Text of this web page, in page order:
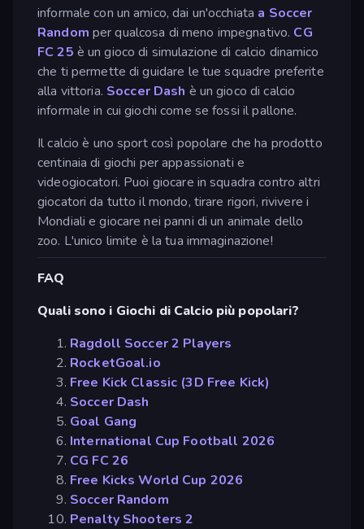
informale con un amico, dai un'occhiata a Soccer
Random per qualcosa di meno impegnativo. CG
FC 25 è un gioco di simulazione di calcio dinamico
che ti permette di guidare le tue squadre preferite
alla vittoria. Soccer Dash è un gioco di calcio
informale in cui giochi come se fossi il pallone.
Il calcio è uno sport così popolare che ha prodotto
centinaia di giochi per appassionati e
videogiocatori. Puoi giocare in squadra contro altri
giocatori da tutto il mondo, tirare rigori, rivivere i
Mondiali e giocare nei panni di un animale dello
zoo. L'unico limite è la tua immaginazione!
FAQ
Quali sono i Giochi di Calcio più popolari?
Ragdoll Soccer 2 Players
RocketGoal.io
Free Kick Classic (3D Free Kick)
Soccer Dash
Goal Gang
International Cup Football 2026
CG FC 26
Free Kicks World Cup 2026
Soccer Random
Penalty Shooters 2